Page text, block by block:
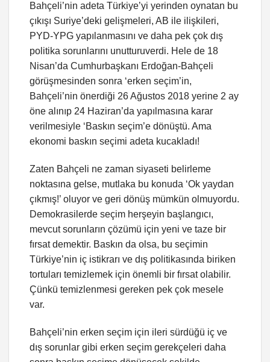
Bahçeli’nin adeta Türkiye’yi yerinden oynatan bu
çıkışı Suriye’deki gelişmeleri, AB ile ilişkileri,
PYD-YPG yapılanmasını ve daha pek çok dış
politika sorunlarını unutturuverdi. Hele de 18
Nisan’da Cumhurbaşkanı Erdoğan-Bahçeli
görüşmesinden sonra ‘erken seçim’in,
Bahçeli’nin önerdiği 26 Ağustos 2018 yerine 2 ay
öne alınıp 24 Haziran’da yapılmasına karar
verilmesiyle ‘Baskın seçim’e dönüştü. Ama
ekonomi baskın seçimi adeta kucakladı!
Zaten Bahçeli ne zaman siyaseti belirleme
noktasına gelse, mutlaka bu konuda ‘Ok yaydan
çıkmış!’ oluyor ve geri dönüş mümkün olmuyordu.
Demokrasilerde seçim herşeyin başlangıcı,
mevcut sorunların çözümü için yeni ve taze bir
fırsat demektir. Baskın da olsa, bu seçimin
Türkiye’nin iç istikrarı ve dış politikasında biriken
tortuları temizlemek için önemli bir fırsat olabilir.
Çünkü temizlenmesi gereken pek çok mesele
var.
Bahçeli’nin erken seçim için ileri sürdüğü iç ve
dış sorunlar gibi erken seçim gerekçeleri daha